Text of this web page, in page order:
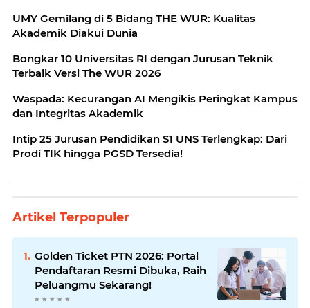
UMY Gemilang di 5 Bidang THE WUR: Kualitas
Akademik Diakui Dunia
Bongkar 10 Universitas RI dengan Jurusan Teknik
Terbaik Versi The WUR 2026
Waspada: Kecurangan AI Mengikis Peringkat Kampus
dan Integritas Akademik
Intip 25 Jurusan Pendidikan S1 UNS Terlengkap: Dari
Prodi TIK hingga PGSD Tersedia!
Artikel Terpopuler
Golden Ticket PTN 2026: Portal
Pendaftaran Resmi Dibuka, Raih
Peluangmu Sekarang!